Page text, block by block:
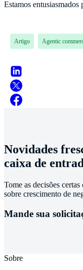
Estamos
Artigo Agentic
Novidades
caixa de
Tome as decisões
sobre crescimento de
Mande sua
Sobre